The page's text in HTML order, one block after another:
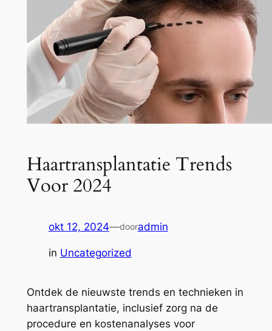
Haartransplantatie Trends
Voor 2024
okt 12, 2024—dooradmin
in Uncategorized
Ontdek de nieuwste trends en technieken in
haartransplantatie, inclusief zorg na de
procedure en kostenanalyses voor